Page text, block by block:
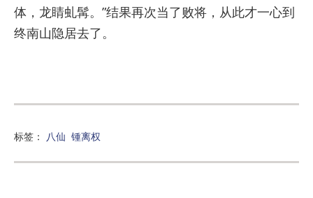
体，龙睛虬髯。”结果再次当了败将，从此才一心到
终南山隐居去了。
标签： 八仙 锺离权